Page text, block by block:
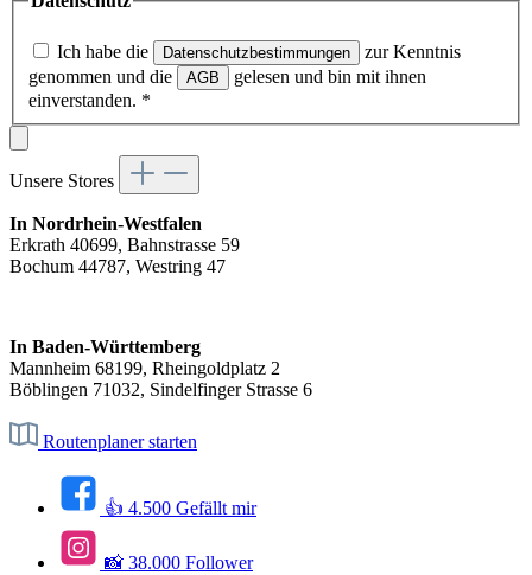
Ich habe die Datenschutzbestimmungen
zur Kenntnis
genommen und die
AGB
gelesen und bin mit ihnen
einverstanden. *
Unsere Stores
In Nordrhein-Westfalen
Erkrath 40699, Bahnstrasse 59
Bochum 44787, Westring 47
In Baden-Württemberg
Mannheim 68199, Rheingoldplatz 2
Böblingen 71032, Sindelfinger Strasse 6
Routenplaner starten
👍 4.500 Gefällt mir
📸 38.000 Follower